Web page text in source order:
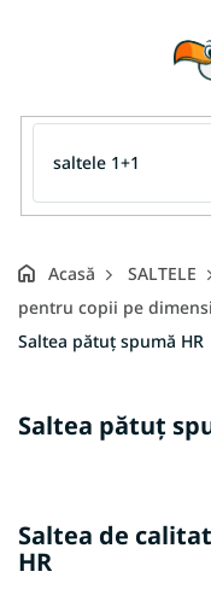
Acasă SALTELE
pentru copii pe
Saltea pătuț spumă HR
Saltea pătuț
Saltea de
HR